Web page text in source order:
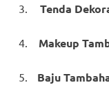
Tenda
Makeup
Baju